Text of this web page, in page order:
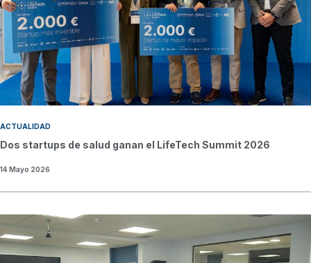
ACTUALIDAD
Dos startups de salud ganan el LifeTech Summit 2026
14 Mayo 2026